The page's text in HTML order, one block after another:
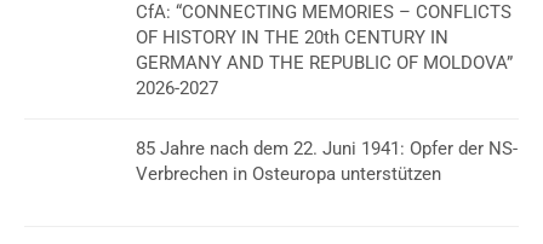
CfA: “CONNECTING MEMORIES – CONFLICTS
OF HISTORY IN THE 20th CENTURY IN
GERMANY AND THE REPUBLIC OF MOLDOVA”
2026-2027
85 Jahre nach dem 22. Juni 1941: Opfer der NS-
Verbrechen in Osteuropa unterstützen